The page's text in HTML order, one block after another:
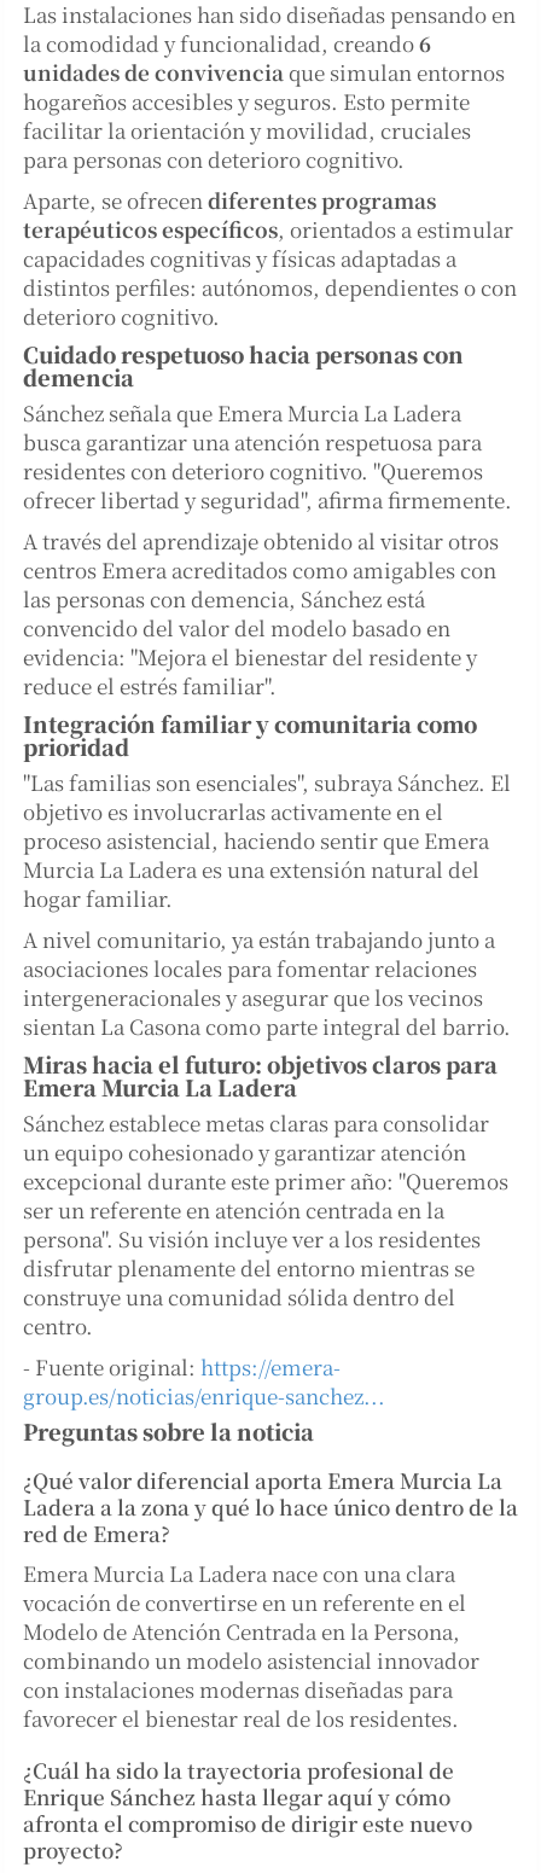
Las instalaciones han sido diseñadas pensando en
la comodidad y funcionalidad, creando6
unidades de convivenciaque simulan entornos
hogareños accesibles y seguros. Esto permite
facilitar la orientación y movilidad, cruciales
para personas con deterioro cognitivo.
Aparte, se ofrecendiferentes programas
terapéuticos específicos, orientados a estimular
capacidades cognitivas y físicas adaptadas a
distintos perfiles: autónomos, dependientes o con
deterioro cognitivo.
Cuidado respetuoso hacia personas con
demencia
Sánchez señala que Emera Murcia La Ladera
busca garantizar una atención respetuosa para
residentes con deterioro cognitivo. "Queremos
ofrecer libertad y seguridad", afirma firmemente.
A través del aprendizaje obtenido al visitar otros
centros Emera acreditados como amigables con
las personas con demencia, Sánchez está
convencido del valor del modelo basado en
evidencia: "Mejora el bienestar del residente y
reduce el estrés familiar".
Integración familiar y comunitaria como
prioridad
"Las familias son esenciales", subraya Sánchez. El
objetivo es involucrarlas activamente en el
proceso asistencial, haciendo sentir que Emera
Murcia La Ladera es una extensión natural del
hogar familiar.
A nivel comunitario, ya están trabajando junto a
asociaciones locales para fomentar relaciones
intergeneracionales y asegurar que los vecinos
sientan La Casona como parte integral del barrio.
Miras hacia el futuro: objetivos claros para
Emera Murcia La Ladera
Sánchez establece metas claras para consolidar
un equipo cohesionado y garantizar atención
excepcional durante este primer año: "Queremos
ser un referente en atención centrada en la
persona". Su visión incluye ver a los residentes
disfrutar plenamente del entorno mientras se
construye una comunidad sólida dentro del
centro.
- Fuente original: https://emera-
group.es/noticias/enrique-sanchez...
Preguntas sobre la noticia
¿Qué valor diferencial aporta Emera Murcia La
Ladera a la zona y qué lo hace único dentro de la
red de Emera?
Emera Murcia La Ladera nace con una clara
vocación de convertirse en un referente en el
Modelo de Atención Centrada en la Persona,
combinando un modelo asistencial innovador
con instalaciones modernas diseñadas para
favorecer el bienestar real de los residentes.
¿Cuál ha sido la trayectoria profesional de
Enrique Sánchez hasta llegar aquí y cómo
afronta el compromiso de dirigir este nuevo
proyecto?